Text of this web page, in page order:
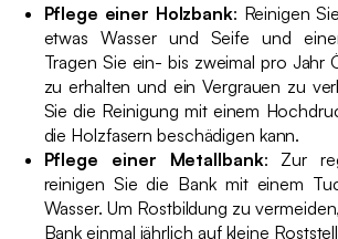
Pflege einer Holzbank: Reinigen
etwas Wasser und Seife und
Tragen Sie ein- bis zweimal pro Jahr
zu erhalten und ein Vergrauen zu
Sie die Reinigung mit einem
die Holzfasern beschädigen kann.
Pflege einer Metallbank: Zur
reinigen Sie die Bank mit einem
Wasser. Um Rostbildung zu
Bank einmal jährlich auf kleine